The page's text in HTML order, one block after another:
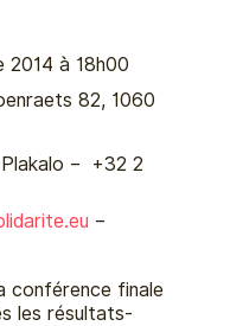
2014 à 18h00
82, 1060
Plakalo – +32 2
–
conférence finale
les résultats-